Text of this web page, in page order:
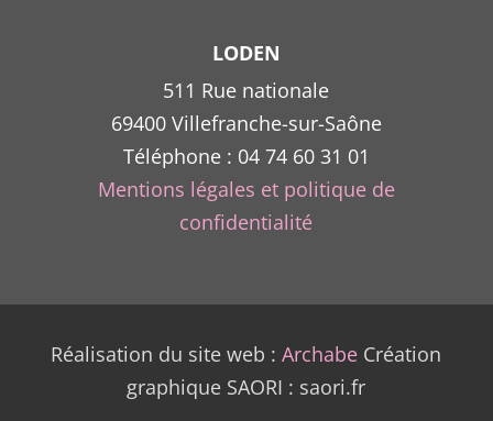
LODEN
511 Rue nationale
69400 Villefranche-sur-Saône
Téléphone : 04 74 60 31 01
Mentions légales et politique de
confidentialité
Réalisation du site web :Archabe Création
graphique SAORI : saori.fr